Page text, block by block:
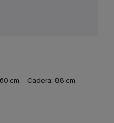
60 cm Cadera: 88 cm